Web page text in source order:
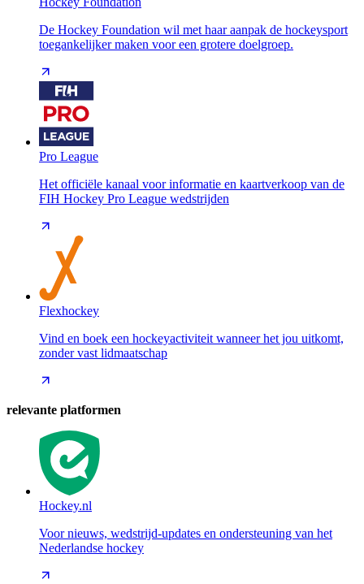
De Hockey Foundation wil met haar aanpak de hockeysport
toegankelijker maken voor een grotere doelgroep.
Pro League
Het officiële kanaal voor informatie en kaartverkoop van de
FIH Hockey Pro League wedstrijden
Flexhockey
Vind en boek een hockeyactiviteit wanneer het jou uitkomt,
zonder vast lidmaatschap
relevante platformen
Hockey.nl
Voor nieuws, wedstrijd-updates en ondersteuning van het
Nederlandse hockey